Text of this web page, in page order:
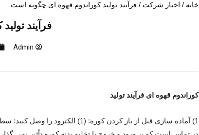
خانه / اخبار شرکت / فرآیند تولید کوراندوم قهوه ای چگونه است
فرآیند
Admin
کوراندوم قهوه ای فرآیند تولید